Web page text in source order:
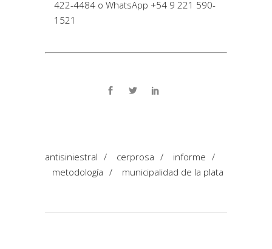
422-4484 o WhatsApp +54 9 221 590-
1521
antisiniestral / cerprosa / informe /
metodología / municipalidad de la plata